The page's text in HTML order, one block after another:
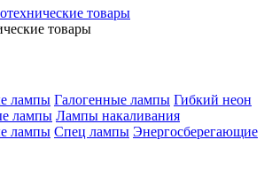
товары
товары
лампы Галогенные лампы Гибкий неон
лампы Лампы накаливания
лампы Спец лампы Энергосберегающие